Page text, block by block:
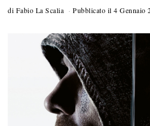
di Fabio La Scalia Pubblicato il 4 Gennaio